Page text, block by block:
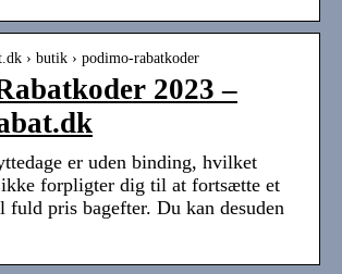
› butik › podimo-rabatkoder
2023 –
er uden binding, hvilket
ikke forpligter dig til at fortsætte et
fuld pris bagefter. Du kan desuden